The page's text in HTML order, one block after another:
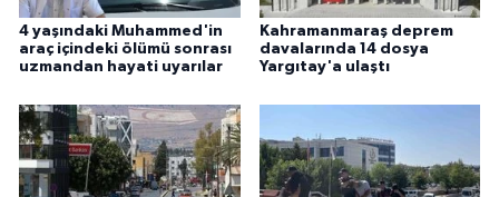
4 yaşındaki Muhammed'in
araç içindeki ölümü sonrası
uzmandan hayati uyarılar
Kahramanmaraş deprem
davalarında 14 dosya
Yargıtay'a ulaştı